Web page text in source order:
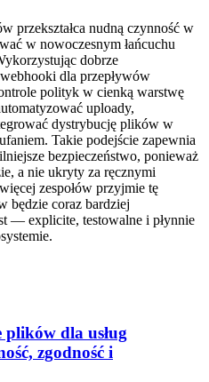
przekształca nudną czynność w
w nowoczesnym łańcuchu
dobrze
dla przepływów
polityk w cienką warstwę
uploady,
dystrybucję plików w
Takie podejście zapewnia
bezpieczeństwo, ponieważ
a nie ukryty za ręcznymi
zespołów przyjmie tę
będzie coraz bardziej
— explicite, testowalne i płynnie
plików dla usług
zgodność i